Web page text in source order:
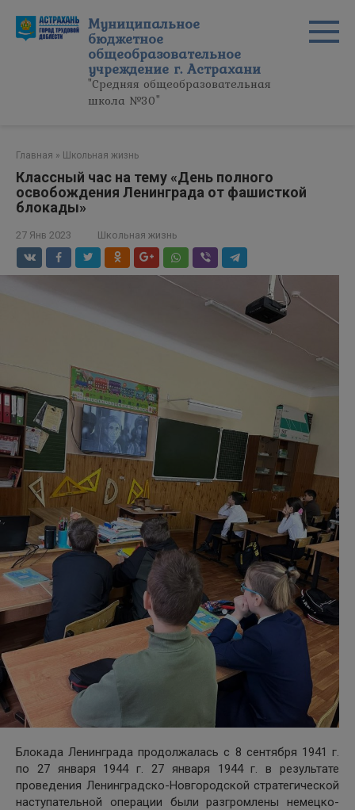
контенту
Муниципальное
бюджетное
общеобразовательное
учреждение г. Астрахани
"Средняя общеобразовательная
школа №30"
Главная » Школьная жизнь
Классный час на тему «День полного
освобождения Ленинграда от фашисткой
блокады»
27 Янв 2023 Школьная жизнь
Блокада Ленинграда продолжалась с 8 сентября 1941 г.
по 27 января 1944 г. 27 января 1944 г. в результате
проведения Ленинградско-Новгородской стратегической
наступательной операции были разгромлены немецко-